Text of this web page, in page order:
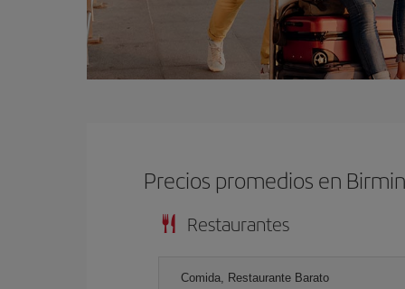
Precios promedios en
Restaurantes
Comida, Restaurante Barato